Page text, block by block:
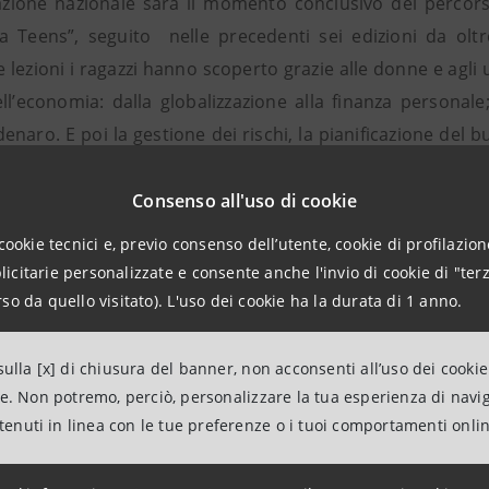
Consenso all'uso di cookie
tecnici e, previo consenso dell’utente, cookie di
personalizzate e consente anche l'invio di cookie di
da quello visitato). L'uso dei cookie ha la durata di 1 anno.
[x] di chiusura del banner, non acconsenti all’uso dei
Non potremo, perciò, personalizzare la tua esperienza di
in linea con le tue preferenze o i tuoi comportamenti
Teens”, seguito nelle precedenti sei edizioni da
lezioni i ragazzi hanno scoperto grazie alle donne e
dalla globalizzazione alla finanza
E poi la gestione dei rischi, la pianificazione del
la legalità. Tutti aspetti di una stessa medaglia,
acquisire per divenire cittadini consapevoli e
particolare è riservata allo sviluppo del capitale
e alla capacità di guardare al lavoro con una
con l’aiuto di un esperto di Cassa di
realmente sostenibile anche dal punto di vista
poiché consente agli studenti di acquisire
sua erogazione e come costruire un progetto